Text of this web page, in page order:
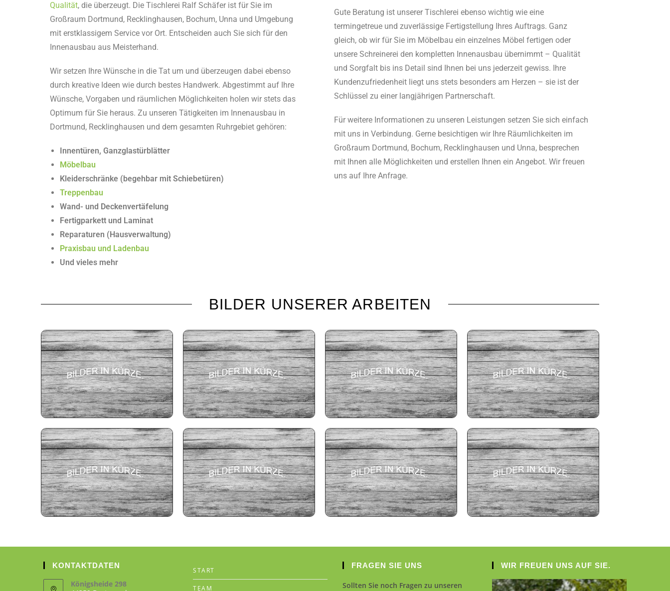
Qualität, die überzeugt. Die Tischlerei Ralf Schäfer ist für Sie im
Großraum Dortmund, Recklinghausen, Bochum, Unna und Umgebung
mit erstklassigem Service vor Ort. Entscheiden auch Sie sich für den
Innenausbau aus Meisterhand.
Wir setzen Ihre Wünsche in die Tat um und überzeugen dabei ebenso
durch kreative Ideen wie durch bestes Handwerk. Abgestimmt auf Ihre
Wünsche, Vorgaben und räumlichen Möglichkeiten holen wir stets das
Optimum für Sie heraus. Zu unseren Tätigkeiten im Innenausbau in
Dortmund, Recklinghausen und dem gesamten Ruhrgebiet gehören:
Innentüren, Ganzglastürblätter
Möbelbau
Kleiderschränke (begehbar mit Schiebetüren)
Treppenbau
Wand- und Deckenvertäfelung
Fertigparkett und Laminat
Reparaturen (Hausverwaltung)
Praxisbau und Ladenbau
Und vieles mehr
Gute Beratung ist unserer Tischlerei ebenso wichtig wie eine
termingetreue und zuverlässige Fertigstellung Ihres Auftrags. Ganz
gleich, ob wir für Sie im Möbelbau ein einzelnes Möbel fertigen oder
unsere Schreinerei den kompletten Innenausbau übernimmt – Qualität
und Sorgfalt bis ins Detail sind Ihnen bei uns jederzeit gewiss. Ihre
Kundenzufriedenheit liegt uns stets besonders am Herzen – sie ist der
Schlüssel zu einer langjährigen Partnerschaft.
Für weitere Informationen zu unseren Leistungen setzen Sie sich einfach
mit uns in Verbindung. Gerne besichtigen wir Ihre Räumlichkeiten im
Großraum Dortmund, Bochum, Recklinghausen und Unna, besprechen
mit Ihnen alle Möglichkeiten und erstellen Ihnen ein Angebot. Wir freuen
uns auf Ihre Anfrage.
BILDER UNSERER ARBEITEN
KONTAKTDATEN
Königsheide 298
START
TEAM
FRAGEN SIE UNS
Sollten Sie noch Fragen zu unseren
WIR FREUEN UNS AUF SIE.